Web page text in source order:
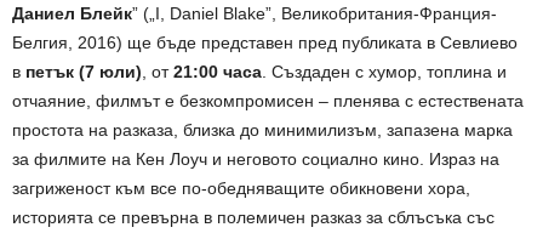
Даниел Блейк” („I, Daniel Blake”, Великобритания-Франция-
Белгия, 2016) ще бъде представен пред публиката в Севлиево
в петък (7 юли) , от21:00 часа . Създаден с хумор, топлина и
отчаяние, филмът е безкомпромисен – пленява с естествената
простота на разказа, близка до минимилизъм, запазена марка
за филмите на Кен Лоуч и неговото социално кино. Израз на
загриженост към все по-обедняващите обикновени хора,
историята се превърна в полемичен разказ за сблъсъка със